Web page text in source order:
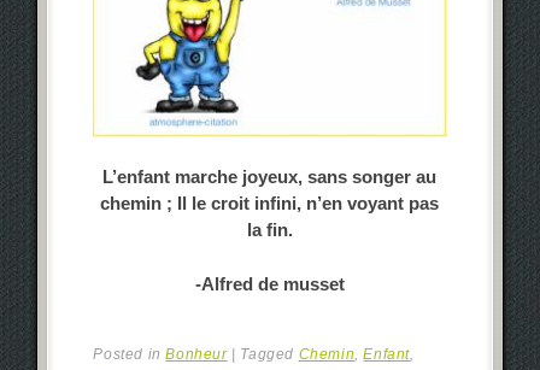
L’enfant marche joyeux, sans songer au
chemin ; Il le croit infini, n’en voyant pas
la fin.
-Alfred de musset
Posted inBonheur Tagged Chemin,Enfant,